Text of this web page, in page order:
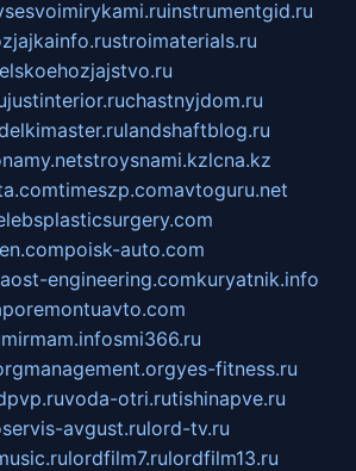
instrumentgid.ru
stroimaterials.ru
justinterior.ruchastnyjdom.ru
landshaftblog.ru
stroysnami.kzlcna.kz
timeszp.comavtoguru.net
poisk-auto.com
ost-engineering.comkuryatnik.info
poremontuavto.com
mirmam.infosmi366.ru
yes-fitness.ru
voda-otri.rutishinapve.ru
avgust.rulord-tv.ru
lordfilm7.rulordfilm13.ru